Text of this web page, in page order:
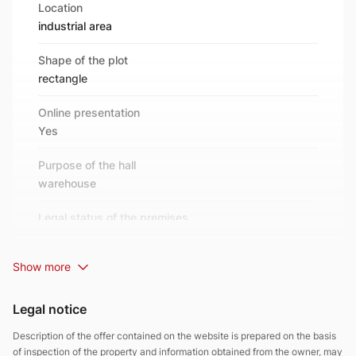
sprawne manewrowanie pojazdami ciężarowymi.
Podjazdy zostały wykonane w standardzie
nadaje się do rozpoczęcia działalności - bez
konieczności ponoszenia dodatkowych kosztów.
Dlaczego warto?
Doskonała lokalizacja w strefie biznesowej Piły.
natychmiast rozpocząć działalność.
Funkcjonalne rozwiązania techniczne,
zwiększające efektywność procesów
prestiż i doskonałą logistykę.
Location
industrial area
Shape of the plot
rectangle
Online presentation
Yes
Purpose of the hall
warehouse
Legal status of the premises
Shape of the plot
Zagospodarowana
Show more
Legal notice
Description of the offer contained on the website is prepared on the basis
of inspection of the property and information obtained from the owner, may